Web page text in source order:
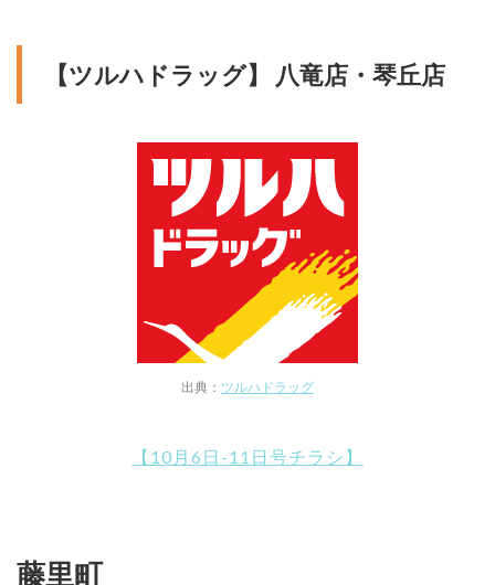
【ツルハドラッグ】 八竜店・琴丘店
出典： ツルハドラッグ
【10月6日-11日号チラシ】
藤里町